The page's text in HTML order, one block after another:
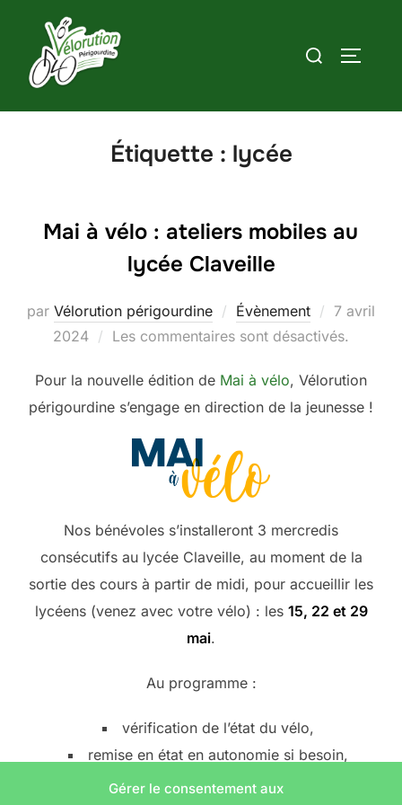
Gérer le consentement aux
contenu
Rechercher :
Étiquette : lycée
Mai à vélo : ateliers mobiles au
lycée Claveille
par Vélorution périgourdine Évènement
Publié
le
7 avril
2024
Les commentaires sont désactivés.
Pour la nouvelle édition de Mai à vélo, Vélorution
périgourdine s’engage en direction de la jeunesse !
Nos bénévoles s’installeront 3 mercredis
consécutifs au lycée Claveille, au moment de la
sortie des cours à partir de midi, pour accueillir les
lycéens (venez avec votre vélo) : les 15, 22 et 29
mai.
Au programme :
vérification de l’état du vélo,
remise en état en autonomie si besoin,
apprentissage des réglages basiques,